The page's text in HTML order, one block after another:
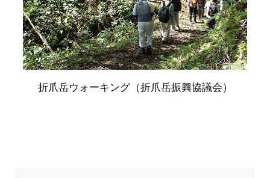
折爪岳ウォーキング（折爪岳振興協議会）